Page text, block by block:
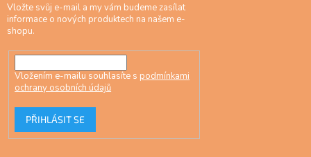
Vložte svůj e-mail a my vám budeme zasílat
informace o nových produktech na našem e-
shopu.
Vložením e-mailu souhlasíte s podmínkami
ochrany osobních údajů
PŘIHLÁSIT SE